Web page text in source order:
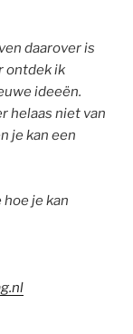
daarover is
ontdek ik
ideeën.
helaas niet van
je kan een
je kan